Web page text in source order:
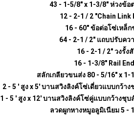
43 - 1-5/8" x 1-3/8" ห่วงข้
12 - 2-1 / 2 "Chain Link
16 - 60" ข้อต่อโซ่เหล็
64 - 2-1 / 2" แถบปรับคว
16 - 2-1 / 2" วงรั้ง
16 - 1-3/8" Rail
สลักเกลียวขนส่ง 80 - 5/16" x 1-
2 - 5 ' สูง x 5' บานสวิงลิงค์โซ่เดี่ยวแบบกว้
1 - 5 ' สูง x 12' บานสวิงลิงค์โซ่คู่แบบกว้างชุ
ลวดผูกหางหมูอลูมิเนียม 5 -